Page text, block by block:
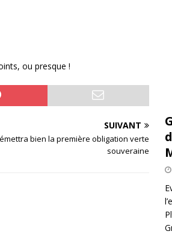
ou presque !
SUIVANT
bien la première obligation verte
souveraine